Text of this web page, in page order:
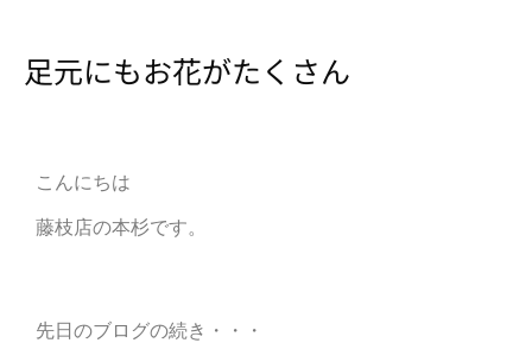
足元にもお花がたくさん
こんにちは
藤枝店の本杉です。
先日のブログの続き・・・